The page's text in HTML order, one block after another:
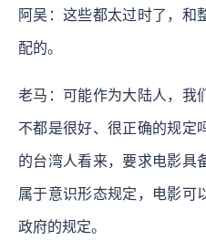
阿吴：这些都太过时了，和
配的。
老马：可能作为大陆人，我
不都是很好、很正确的规定
的台湾人看来，要求电影具
属于意识形态规定，电影可
政府的规定。